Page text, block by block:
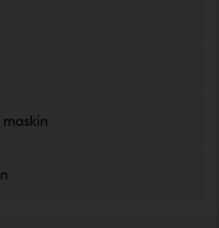
utifrån ett standardiserat
vi i